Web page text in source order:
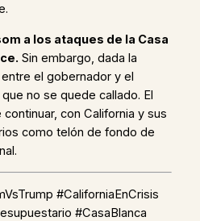
a los ataques de la Casa
Sin embargo, dada la
el gobernador y el
no se quede callado. El
con California y sus
como telón de fondo de
#CaliforniaEnCrisis
#CasaBlanca